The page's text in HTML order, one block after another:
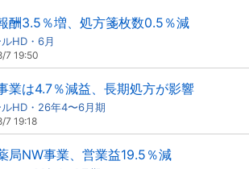
酬3.5％増、処方箋枚数0.5％減
HD・6月
7 19:50
業は4.7％減益、長期処方が影響
ルHD・26年4〜6月期
7 19:18
局NW事業、営業益19.5％減